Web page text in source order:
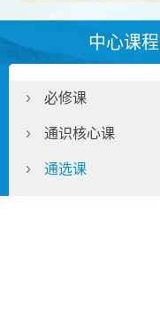
中心课程
必修课
通识核心课
通选课